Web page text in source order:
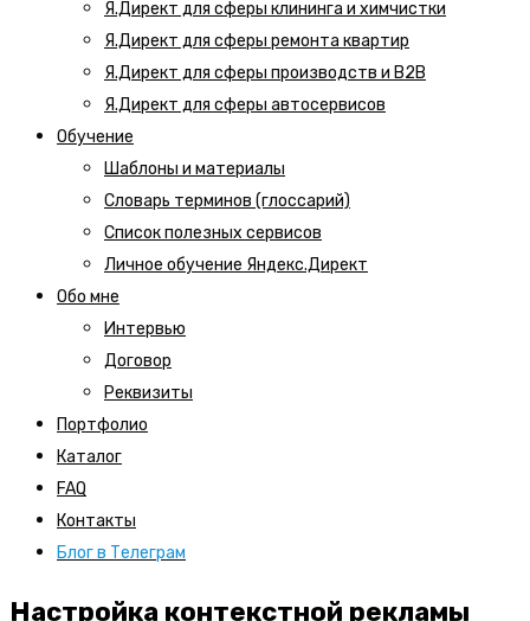
Я.Директ для сферы клининга и химчистки
Я.Директ для сферы ремонта квартир
Я.Директ для сферы производств и B2B
Я.Директ для сферы автосервисов
Обучение
Шаблоны и материалы
Словарь терминов (глоссарий)
Список полезных сервисов
Личное обучение Яндекс.Директ
Обо мне
Интервью
Договор
Реквизиты
Портфолио
Каталог
FAQ
Контакты
Блог в Телеграм
Настройка контекстной рекламы